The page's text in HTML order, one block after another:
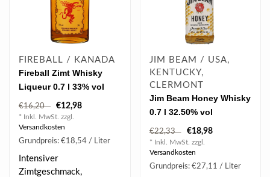
FIREBALL / KANADA
Fireball Zimt Whisky
Liqueur 0.7 l 33% vol
€16,20 €12,98
* Inkl. MwSt. zzgl.
Versandkosten
Grundpreis: €18,54 / Liter
Intensiver
Zimtgeschmack,
JIM BEAM / USA,
KENTUCKY,
CLERMONT
Jim Beam Honey Whisky
0.7 l 32.50% vol
€22,33 €18,98
* Inkl. MwSt. zzgl.
Versandkosten
Grundpreis: €27,11 / Liter